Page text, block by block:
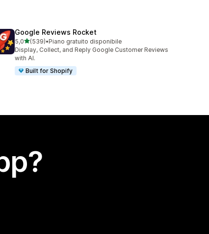
Google Reviews Rocket
5,0stelle su 5
(539)
539 recensioni totali
•Piano gratuito disponibile
Display, Collect, and Reply Google Customer Reviews
with AI.
Built for Shopify